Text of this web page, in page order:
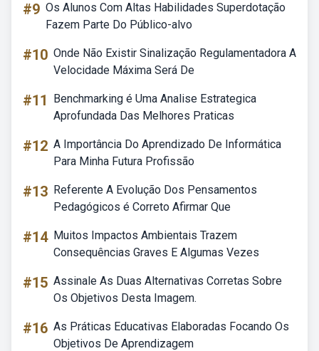
#9 Os Alunos Com Altas Habilidades Superdotação
Fazem Parte Do Público-alvo
#10 Onde Não Existir Sinalização Regulamentadora A
Velocidade Máxima Será De
#11
Benchmarking é Uma Analise Estrategica
Aprofundada Das Melhores Praticas
#12 A Importância Do Aprendizado De Informática
Para Minha Futura Profissão
#13 Referente A Evolução Dos Pensamentos
Pedagógicos é Correto Afirmar Que
#14 Muitos Impactos Ambientais Trazem
Consequências Graves E Algumas Vezes
#15 Assinale As Duas Alternativas Corretas Sobre
Os Objetivos Desta Imagem.
#16 As Práticas Educativas Elaboradas Focando Os
Objetivos De Aprendizagem